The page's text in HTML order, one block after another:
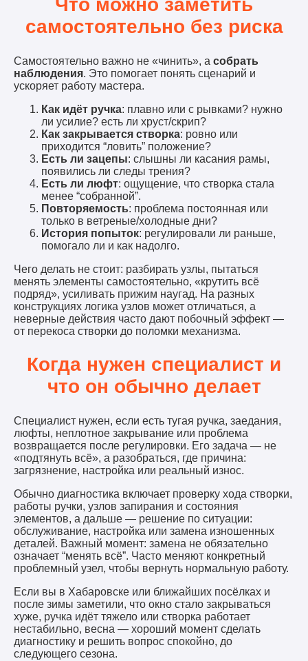
Что можно заметить
самостоятельно без риска
Самостоятельно важно не «чинить», а собрать
наблюдения. Это помогает понять сценарий и
ускоряет работу мастера.
Как идёт ручка: плавно или с рывками? нужно
ли усилие? есть ли хруст/скрип?
Как закрывается створка: ровно или
приходится “ловить” положение?
Есть ли зацепы: слышны ли касания рамы,
появились ли следы трения?
Есть ли люфт: ощущение, что створка стала
менее “собранной”.
Повторяемость: проблема постоянная или
только в ветреные/холодные дни?
История попыток: регулировали ли раньше,
помогало ли и как надолго.
Чего делать не стоит: разбирать узлы, пытаться
менять элементы самостоятельно, «крутить всё
подряд», усиливать прижим наугад. На разных
конструкциях логика узлов может отличаться, а
неверные действия часто дают побочный эффект —
от перекоса створки до поломки механизма.
Когда нужен специалист и
что он обычно делает
Специалист нужен, если есть тугая ручка, заедания,
люфты, неплотное закрывание или проблема
возвращается после регулировки. Его задача — не
«подтянуть всё», а разобраться, где причина:
загрязнение, настройка или реальный износ.
Обычно диагностика включает проверку хода створки,
работы ручки, узлов запирания и состояния
элементов, а дальше — решение по ситуации:
обслуживание, настройка или замена изношенных
деталей. Важный момент: замена не обязательно
означает “менять всё”. Часто меняют конкретный
проблемный узел, чтобы вернуть нормальную работу.
Если вы в Хабаровске или ближайших посёлках и
после зимы заметили, что окно стало закрываться
хуже, ручка идёт тяжело или створка работает
нестабильно, весна — хороший момент сделать
диагностику и решить вопрос спокойно, до
следующего сезона.